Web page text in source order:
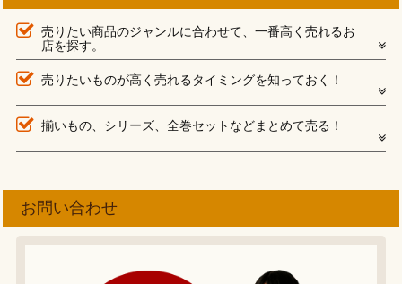
売りたい商品のジャンルに合わせて、一番高く売れるお
店を探す。
売りたいものが高く売れるタイミングを知っておく！
揃いもの、シリーズ、全巻セットなどまとめて売る！
お問い合わせ